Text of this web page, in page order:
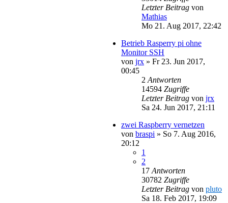
Letzter Beitrag von
Mathias
Mo 21. Aug 2017, 22:42
Betrieb Rasperry pi ohne
Monitor SSH
von jrx » Fr 23. Jun 2017,
00:45
2 Antworten
14594 Zugriffe
Letzter Beitrag von jrx
Sa 24. Jun 2017, 21:11
zwei Raspberry vernetzen
von braspi » So 7. Aug 2016,
20:12
1
2
17 Antworten
30782 Zugriffe
Letzter Beitrag von pluto
Sa 18. Feb 2017, 19:09